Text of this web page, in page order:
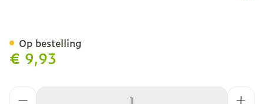
€ 9,93
Op bestelling